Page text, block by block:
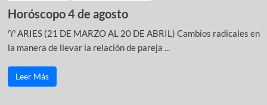
Horóscopo 4 de agosto
♈ ARIES (21 DE MARZO AL 20 DE ABRIL) Cambios radicales en
la manera de llevar la relación de pareja ...
Leer Más